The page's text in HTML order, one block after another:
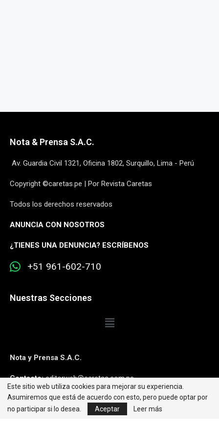
Nota & Prensa S.A.C.
Av. Guardia Civil 1321, Oficina 1802, Surquillo, Lima - Perú
Copyright ©caretas.pe | Por Revista Caretas
Todos los derechos reservados
ANUNCIA CON NOSOTROS
¿TIENES UNA DENUNCIA? ESCRÍBENOS
+51 961-602-710
Nuestras Secciones
Nota y Prensa S.A.C.
Contacto:editorweb@caretas.com.pe
Síguenos:
Este sitio web utiliza cookies para mejorar su experiencia.
Asumiremos que está de acuerdo con esto, pero puede optar por
no participar si lo desea.
Aceptar Leer más